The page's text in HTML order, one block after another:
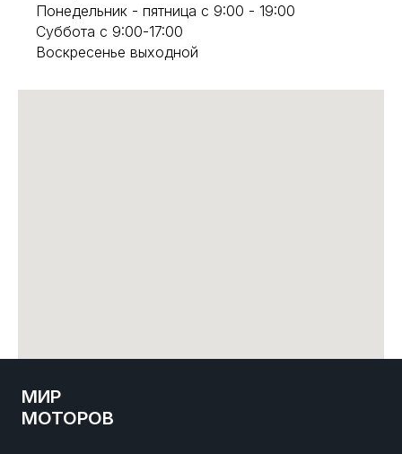
Понедельник - пятница с 9:00 - 19:00
Суббота с 9:00-17:00
Воскресенье выходной
МИР
МОТОРОВ